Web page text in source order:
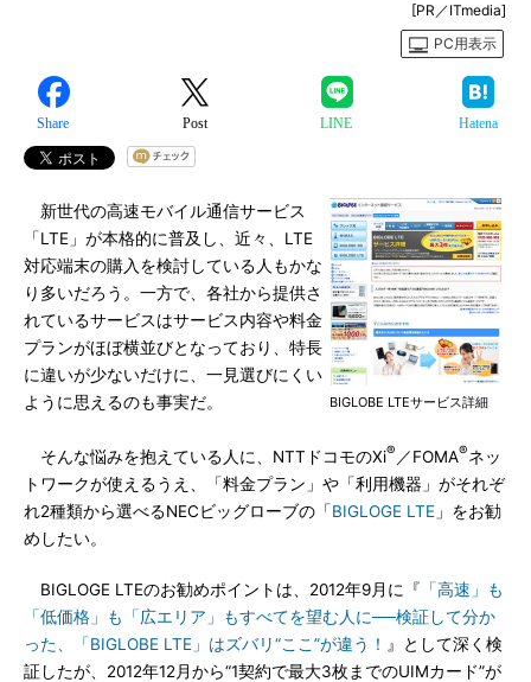
[PR／ITmedia]
PC用表示
Share Post LINE Hatena
BIGLOBE LTEサービス詳細
新世代の高速モバイル通信サービス
「LTE」が本格的に普及し、近々、LTE
対応端末の購入を検討している人もかな
り多いだろう。一方で、各社から提供さ
れているサービスはサービス内容や料金
プランがほぼ横並びとなっており、特長
に違いが少ないだけに、一見選びにくい
ように思えるのも事実だ。
そんな悩みを抱えている人に、NTTドコモのXi® ／FOMA®ネッ
トワークが使えるうえ、「料金プラン」や「利用機器」がそれぞ
れ2種類から選べるNECビッグローブの「BIGLOGE LTE 」をお勧
めしたい。
BIGLOGE LTEのお勧めポイントは、2012年9月に『 「高速」も
「低価格」も「広エリア」もすべてを望む人に──検証して分か
った、「BIGLOBE LTE」はズバリ“ここ”が違う！ 』として深く検
証したが、2012年12月から“1契約で最大3枚までのUIMカード”が